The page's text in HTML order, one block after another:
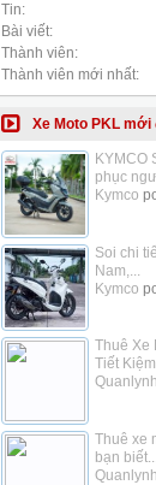
Tin:
Bài viết:
Thành viên:
Thành viên mới nhất:
Xe Moto PKL mới
KYMCO
phục
Kymco
Soi chi
Nam,...
Kymco
Thuê Xe
Tiết Kiệm
Thuê xe
bạn biết...